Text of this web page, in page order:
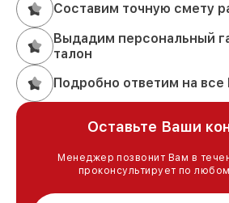
Составим точную смету
Выдадим персональный
талон
Подробно ответим на
Оставьте Ваши
Менеджер позвонит Вам в
проконсультирует по